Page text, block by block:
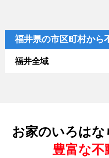
福井県の市区町村から
福井全域
お家のいろはな
豊富な不